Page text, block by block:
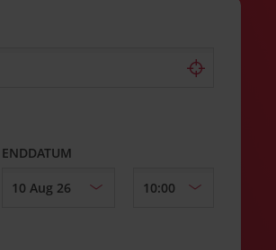
ENDDATUM